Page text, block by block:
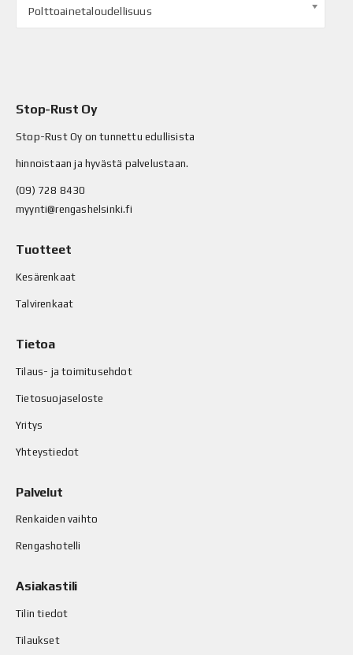
Polttoainetaloudellisuus
Stop-Rust Oy
Stop-Rust Oy on tunnettu edullisista
hinnoistaan ja hyvästä palvelustaan.
(09) 728 8430
myynti@rengashelsinki.fi
Tuotteet
Kesärenkaat
Talvirenkaat
Tietoa
Tilaus- ja toimitusehdot
Tietosuojaseloste
Yritys
Yhteystiedot
Palvelut
Renkaiden vaihto
Rengashotelli
Asiakastili
Tilin tiedot
Tilaukset